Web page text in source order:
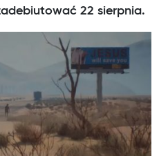
22 sierpnia.